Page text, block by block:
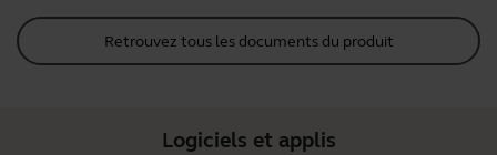
Retrouvez tous les documents du produit
Logiciels et applis